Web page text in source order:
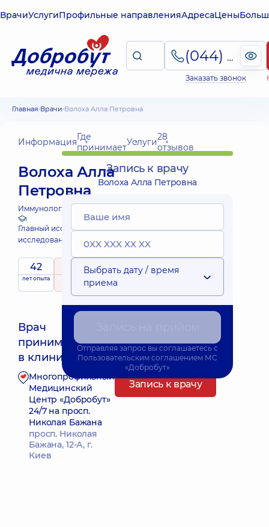
ВрачиУслугиПрофильные направленияАдресаЦены
(044) 495-2-888
Заказать звонок
Главная Врачи Волоха Алла Петровна
ИнформацияГде
принимаетУслуги28
отзывов
Волоха Алла
Петровна
Иммунолог детский;
Главный исследователь Клинических
исследований Добробут
42
лет опыта
4.9 / 5
28 отзывов
Врач
принимает
в клинике
Многопрофильный
Медицинский
Центр «Добробут»
24/7 на просп.
Николая Бажана
просп. Николая
Бажана, 12-А, г.
Киев
Запись к врачу
Запись к врачу
Волоха Алла Петровна
Выбрать дату / время
приема
Отправляя запрос вы соглашаетесь с
Пользовательским соглашением МС
«Добробут»